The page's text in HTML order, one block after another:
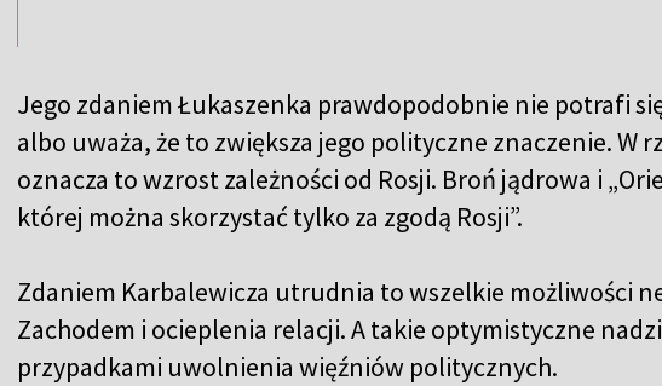
Jego zdaniem Łukaszenka prawdopodobnie nie potrafi
albo uważa, że to zwiększa jego polityczne znaczenie. W
oznacza to wzrost zależności od Rosji. Broń jądrowa i
której można skorzystać tylko za zgodą Rosji”.
Zdaniem Karbalewicza utrudnia to wszelkie możliwości
Zachodem i ocieplenia relacji. A takie optymistyczne
przypadkami uwolnienia więźniów politycznych.